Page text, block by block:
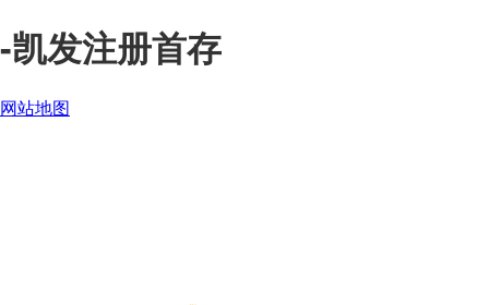
-凯发注册首存
网站地图